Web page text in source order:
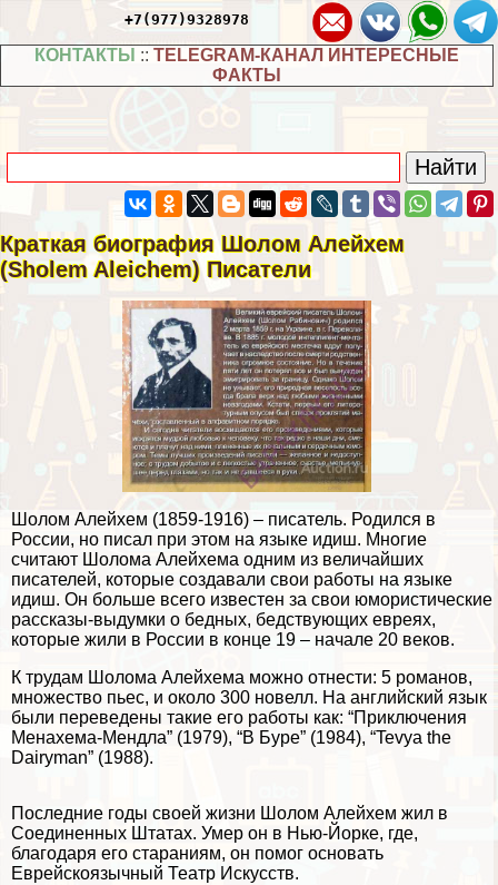
+7(977)9328978
КОНТАКТЫ :: TELEGRAM-КАНАЛ ИНТЕРЕСНЫЕ
ФАКТЫ
Краткая биография Шолом Алейхем
(Sholem Aleichem) Писатели
Шолом Алейхем (1859-1916) – писатель. Родился в
России, но писал при этом на языке идиш. Многие
считают Шолома Алейхема одним из величайших
писателей, которые создавали свои работы на языке
идиш. Он больше всего известен за свои юмористические
рассказы-выдумки о бедных, бедствующих евреях,
которые жили в России в конце 19 – начале 20 веков.
К трудам Шолома Алейхема можно отнести: 5 романов,
множество пьес, и около 300 новелл. На английский язык
были переведены такие его работы как: “Приключения
Менахема-Мендла” (1979), “В Буре” (1984), “Tevya the
Dairyman” (1988).
Последние годы своей жизни Шолом Алейхем жил в
Соединенных Штатах. Умер он в Нью-Йорке, где,
благодаря его стараниям, он помог основать
Еврейскоязычный Театр Искусств.